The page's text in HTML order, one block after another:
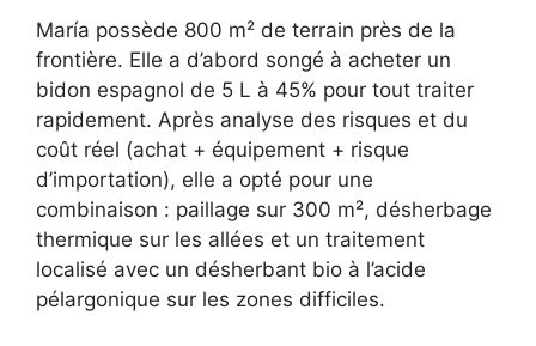
María possède 800 m² de terrain près de la
frontière. Elle a d’abord songé à acheter un
bidon espagnol de 5 L à 45% pour tout traiter
rapidement. Après analyse des risques et du
coût réel (achat + équipement + risque
d’importation), elle a opté pour une
combinaison : paillage sur 300 m², désherbage
thermique sur les allées et un traitement
localisé avec un désherbant bio à l’acide
pélargonique sur les zones difficiles.